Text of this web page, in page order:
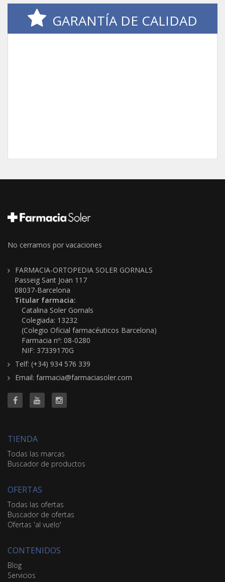
GARANTÍA DE CALIDAD
No cerramos por vacaciones
FARMACIA-ORTOPEDIA SOLER GORNALS
Passeig Sant Joan 117
08037-Barcelona
Titular farmacia:
Catalina Soler Gornals
Colegiada: 13232
(Colegio Oficial farmacéuticos Barcelona)
Farmacia nº: 08-0280
NIF: 37339170G
Telf: (+34) 934 576 339
Email: farmacia@farmaciasoler.com
TIENDA
Todas las marcas
Buscador de productos
OFERTAS
Todas las ofertas
Buscador de ofertas
Ofertas 'al vuelo'
CONTENIDOS
Blog
Servicios